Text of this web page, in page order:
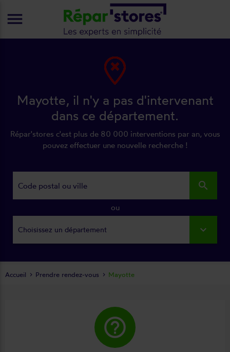
Mayotte, il n'y a pas d'intervenant
dans ce département.
Répar'stores c'est plus de 80 000 interventions par an, vous
pouvez effectuer une nouvelle recherche !
search
ou
Choisissez un département
help_outline
Accueil Prendre rendez-vous Mayotte
menu